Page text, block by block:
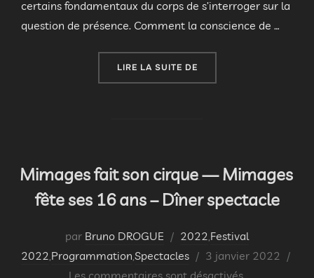
certains fondamentaux du corps de s’interroger sur la
question de présence. Comment la conscience de …
LIRE LA SUITE DE« STAGE DE WEEK-END
Mimages fait son cirque — Mimages
fête ses 16 ans – Dîner spectacle
par Bruno DROGUE 2022 Festival
2022 Programmation Spectacles
Publié
le
3 janvier 2022
Les commentaires sont désactivés.